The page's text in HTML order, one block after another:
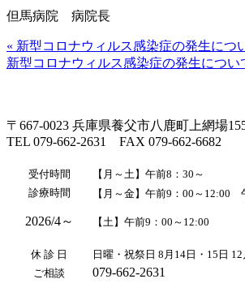
但馬病院 病院長
« 新型コロナウィルス感染症の発生につ
新型コロナウィルス感染症の発生につ
〒667-0023 兵庫県養父市八鹿町上網場
TEL 079-662-2631 FAX 079-662-6682
受付時間
【月～土】午前8：30～
診療時間
2026/4～
【月～金】午前9：00～12:00
【土】午前9：00～12:00
休 診 日
日曜・祝祭日 8月14日・15日
ご相談
079-662-2631